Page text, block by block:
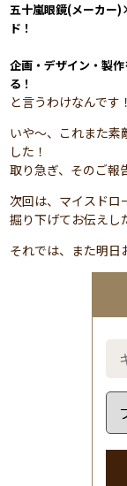
五十嵐眼鏡(メーカー
ド！
企画・デザイン・製
る！
と言うわけなんです！
いや～、これまた素
した！
取り急ぎ、そのご報
次回は、マイスドロ
掘り下げてお伝えし
それでは、また明日